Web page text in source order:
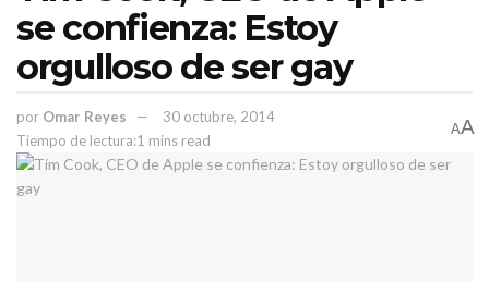
se confienza: Estoy
orgulloso de ser gay
por Omar Reyes
30 octubre, 2014
Tiempo de lectura:1 mins read
AA